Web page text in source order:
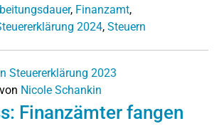
, Finanzamt,
2024, Steuern
Steuererklärung 2023
von Nicole Schankin
Finanzämter fangen